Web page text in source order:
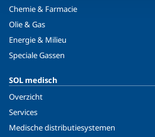
Chemie & Farmacie
Olie & Gas
Energie & Milieu
Speciale Gassen
SOL medisch
Overzicht
Services
Medische distributiesystemen